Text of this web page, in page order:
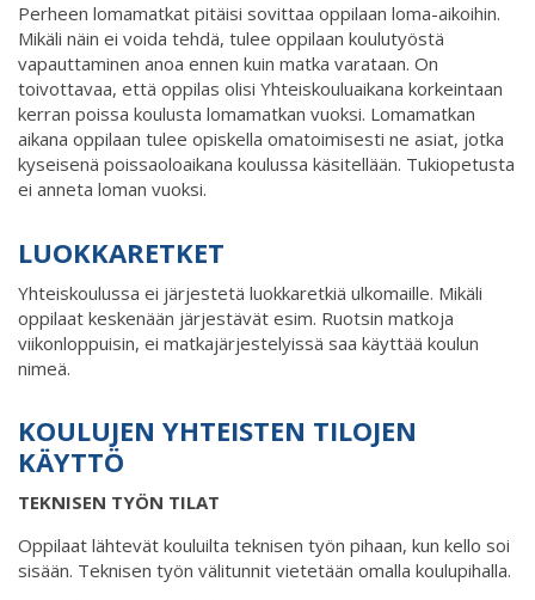
Perheen lomamatkat pitäisi sovittaa oppilaan loma-aikoihin.
Mikäli näin ei voida tehdä, tulee oppilaan koulutyöstä
vapauttaminen anoa ennen kuin matka varataan. On
toivottavaa, että oppilas olisi Yhteiskouluaikana korkeintaan
kerran poissa koulusta lomamatkan vuoksi. Lomamatkan
aikana oppilaan tulee opiskella omatoimisesti ne asiat, jotka
kyseisenä poissaoloaikana koulussa käsitellään. Tukiopetusta
ei anneta loman vuoksi.
LUOKKARETKET
Yhteiskoulussa ei järjestetä luokkaretkiä ulkomaille. Mikäli
oppilaat keskenään järjestävät esim. Ruotsin matkoja
viikonloppuisin, ei matkajärjestelyissä saa käyttää koulun
nimeä.
KOULUJEN YHTEISTEN TILOJEN
KÄYTTÖ
TEKNISEN TYÖN TILAT
Oppilaat lähtevät kouluilta teknisen työn pihaan, kun kello soi
sisään. Teknisen työn välitunnit vietetään omalla koulupihalla.